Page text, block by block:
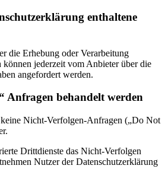
enthaltene
die Erhebung oder Verarbeitung
können jederzeit vom Anbieter über die
angefordert werden.
Anfragen behandelt werden
keine Nicht-Verfolgen-Anfragen („Do Not
Drittdienste das Nicht-Verfolgen
Nutzer der Datenschutzerklärung